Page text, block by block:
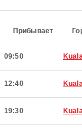
Прибывает
09:50
12:40
19:30